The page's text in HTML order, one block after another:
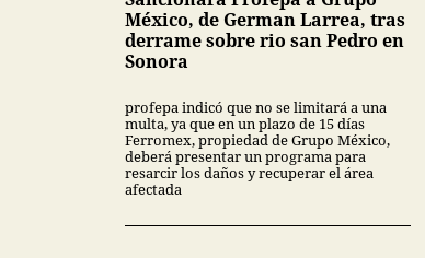
México, de German Larrea, tras
derrame sobre rio san Pedro en
Sonora
profepa indicó que no se limitará a una
multa, ya que en un plazo de 15 días
Ferromex, propiedad de Grupo México,
deberá presentar un programa para
resarcir los daños y recuperar el área
afectada